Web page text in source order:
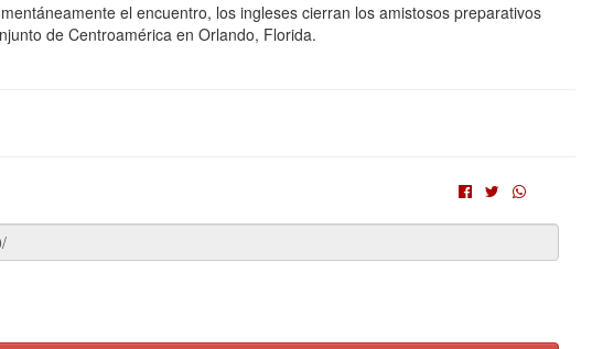
el encuentro, los ingleses cierran los amistosos preparativos
de Centroamérica en Orlando, Florida.